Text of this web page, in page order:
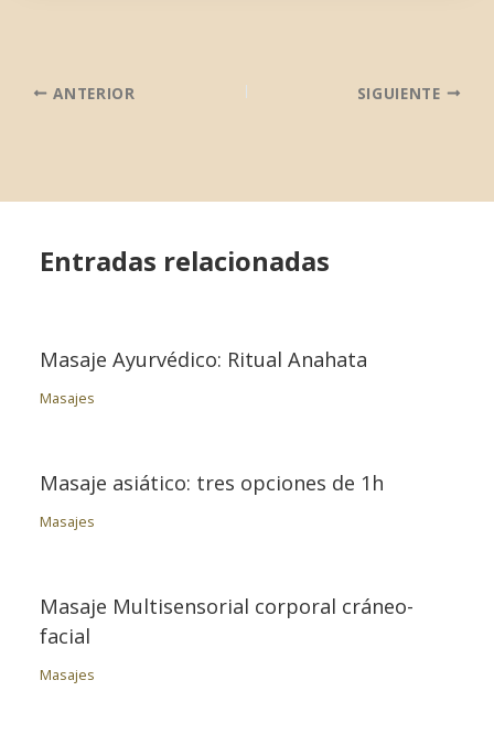
ANTERIOR SIGUIENTE
Entradas relacionadas
Masaje Ayurvédico: Ritual Anahata
Masajes
Masaje asiático: tres opciones de 1h
Masajes
Masaje Multisensorial corporal cráneo-
facial
Masajes